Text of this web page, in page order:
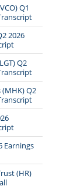
Q1
2026
Q2
Q2
Earnings
(HR)